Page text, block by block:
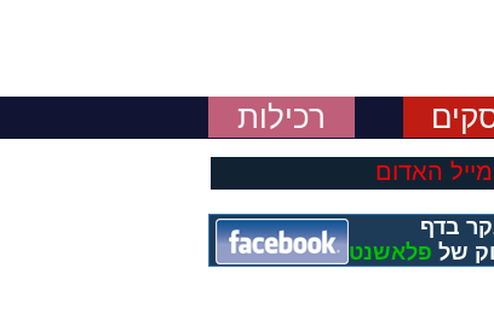
רכילות
האדום
בדף
של פלאשנט